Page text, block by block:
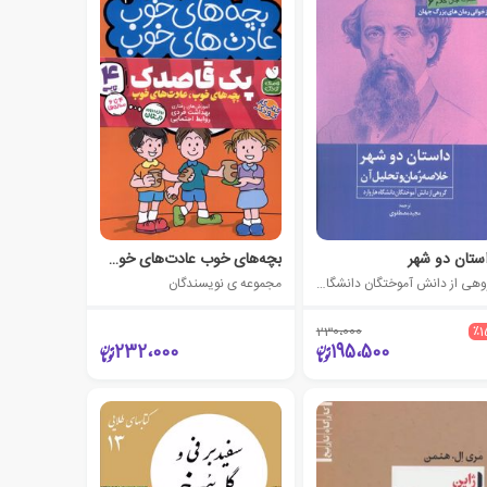
دو شهر
گروهی از دانش آموختگان دانشگاه هاروارد
230،000
195،500
بچه‌های خوب عادت‌های خوب (مجموعه4 جلدی)
مجموعه ی نویسندگان
232،000